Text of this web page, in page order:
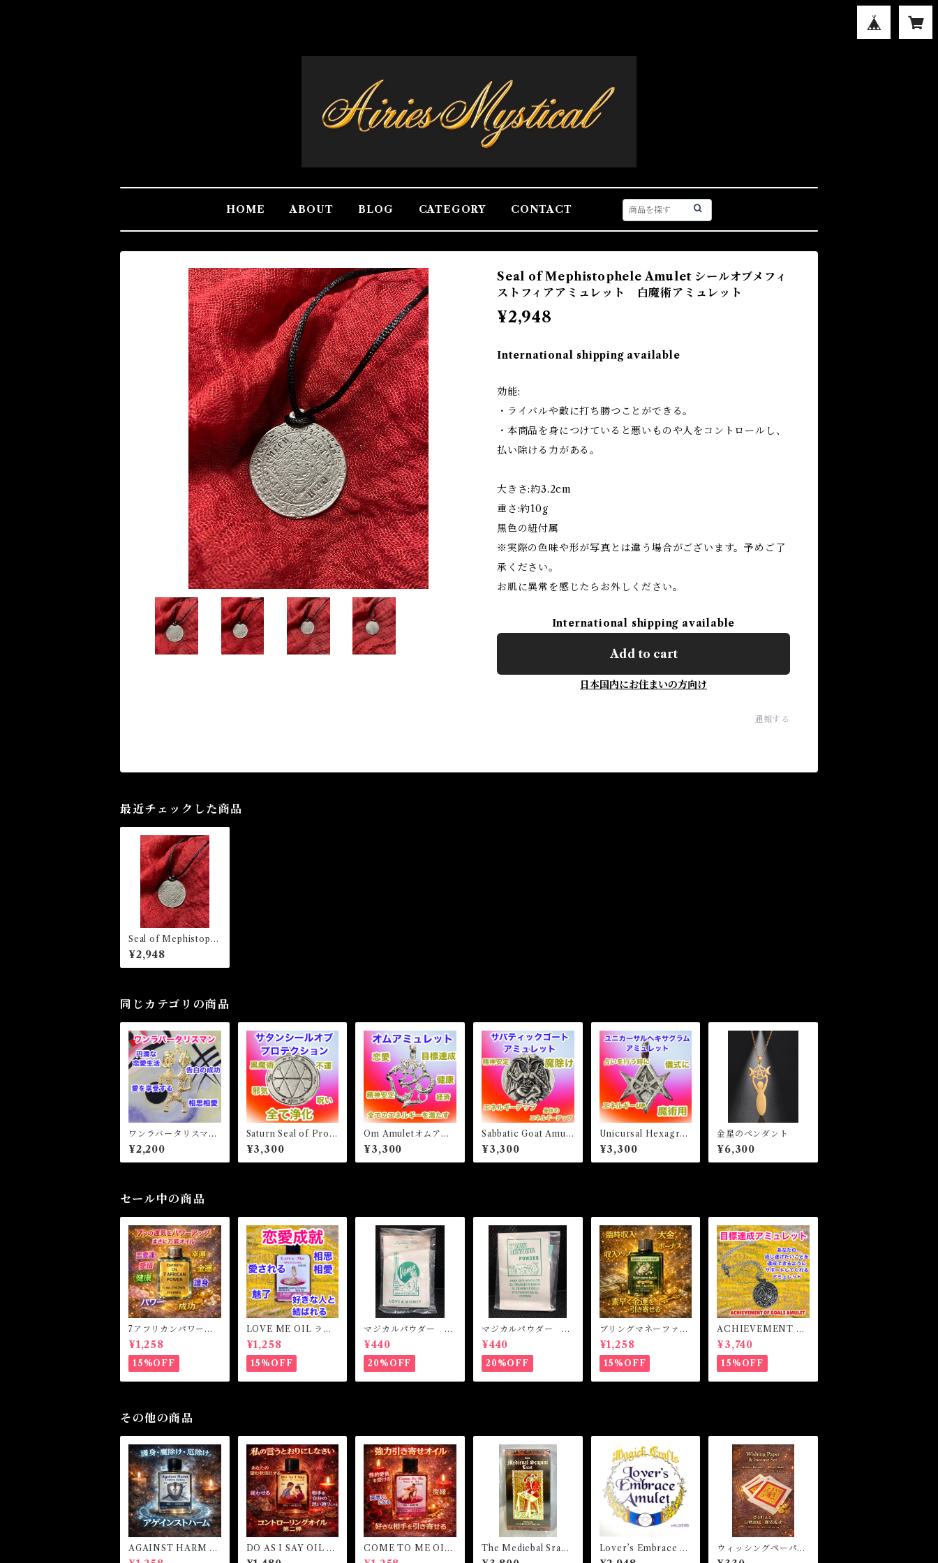
HOME ABOUT BLOG CATEGORY CONTACT
Seal of Mephistophele Amulet シールオブメフィ
ストフィアアミュレット 白魔術アミュレット
¥2,948
International shipping available
効能:
・ライバルや敵に打ち勝つことができる。
・本商品を身につけていると悪いものや人をコントロールし、
払い除ける力がある。
大きさ:約3.2cm
重さ:約10g
黒色の紐付属
※実際の色味や形が写真とは違う場合がございます。予めご了
承ください。
お肌に異常を感じたらお外しください。
International shipping available
Add to cart
日本国内にお住まいの方向け
通報する
最近チェックした商品
Seal of Mephistoph
ele Amulet シールオ
ブメフィストフィアア
ミュレット 白魔術ア
¥2,948
同じカテゴリの商品
ワンラバータリスマ
ン ONE LOVER Tal
isman
¥2,200
Saturn Seal of Prote
ction サタンシールオ
ブプロテクション 白
魔術アミュレット
¥3,300
Om Amuletオムアミ
ュレット 白魔術アミ
ュレット
¥3,300
Sabbatic Goat Amule
t サバティックゴート
アミュレット 白魔術
アミュレット
¥3,300
Unicursal Hexagra
m Amulet ユニカーサ
ルヘキサグラムアミュ
レット 白魔術アミュ
¥3,300
金星のペンダント
¥6,300
セール中の商品
7アフリカンパワー
マジカルオイル・魔女
オイル 7AFRICAN
POWERS Magical O
il
¥1,258
15%OFF
LOVE ME OIL ラブ
ミーオイル -相思相
愛・愛される-
¥1,258
15%OFF
マジカルパウダー ラ
ブ&マネー Magical
Powder LOVE&MO
NEY
¥440
20%OFF
マジカルパウダー マ
ネードローイング M
agical Powder MO
NEY DRAWING
¥440
20%OFF
ブリングマネーファス
ト マジカルオイル・
魔女オイル BRING
MONEY FAST Magi
cal Oil
¥1,258
15%OFF
ACHIEVEMENT O
F GOALS AMULET
-あなたを目標達成へ
と導くアミュレット-
¥3,740
15%OFF
その他の商品
AGAINST HARM O
IL アゲインストハー
DO AS I SAY OIL -
私の言う通りにしなさ
COME TO ME OIL
カムトゥーミーオイル
The Mediebal Srapi
ni Tarot ザ・メディー
Lover’s Embrace A
mulet ラバーズエンブ
ウィッシングペーパー
インセンスセット